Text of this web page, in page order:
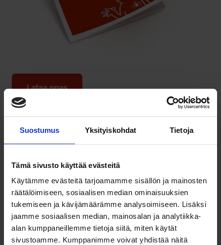
Suostumus Yksityiskohdat Tietoja
Tämä sivusto käyttää evästeitä
Käytämme evästeitä tarjoamamme sisällön ja mainosten
räätälöimiseen, sosiaalisen median ominaisuuksien
tukemiseen ja kävijämäärämme analysoimiseen. Lisäksi
jaamme sosiaalisen median, mainosalan ja analytiikka-
alan kumppaneillemme tietoja siitä, miten käytät
sivustoamme. Kumppanimme voivat yhdistää näitä
Lataa opas